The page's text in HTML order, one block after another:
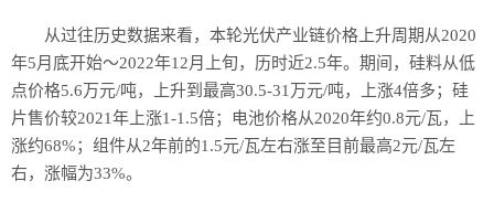
从过往历史数据来看，本轮光伏产业链价格上升周期从2020
年5月底开始～2022年12月上旬，历时近2.5年。期间，硅料从低
点价格5.6万元/吨，上升到最高30.5-31万元/吨，上涨4倍多；硅
片售价较2021年上涨1-1.5倍；电池价格从2020年约0.8元/瓦，上
涨约68%；组件从2年前的1.5元/瓦左右涨至目前最高2元/瓦左
右，涨幅为33%。